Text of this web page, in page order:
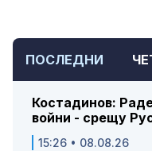
ПОСЛЕДНИ
Костадинов:
войни - срещу
15:26 • 08.08.26